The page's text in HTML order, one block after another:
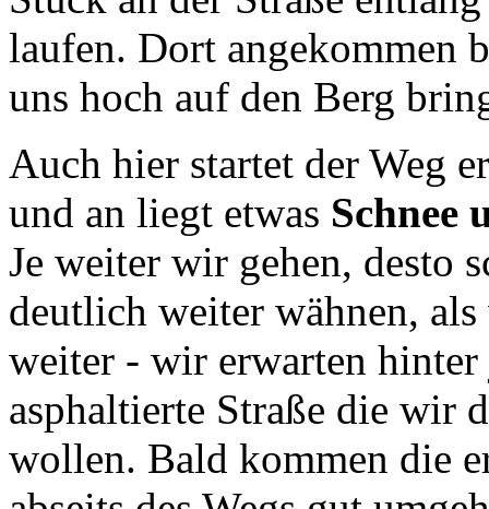
laufen. Dort angekommen
uns hoch auf den Berg
Auch hier startet der Weg
und an liegt etwas Schnee
Je weiter wir gehen, desto
deutlich weiter wähnen,
weiter - wir erwarten hinter
asphaltierte Straße die wir
wollen. Bald kommen die